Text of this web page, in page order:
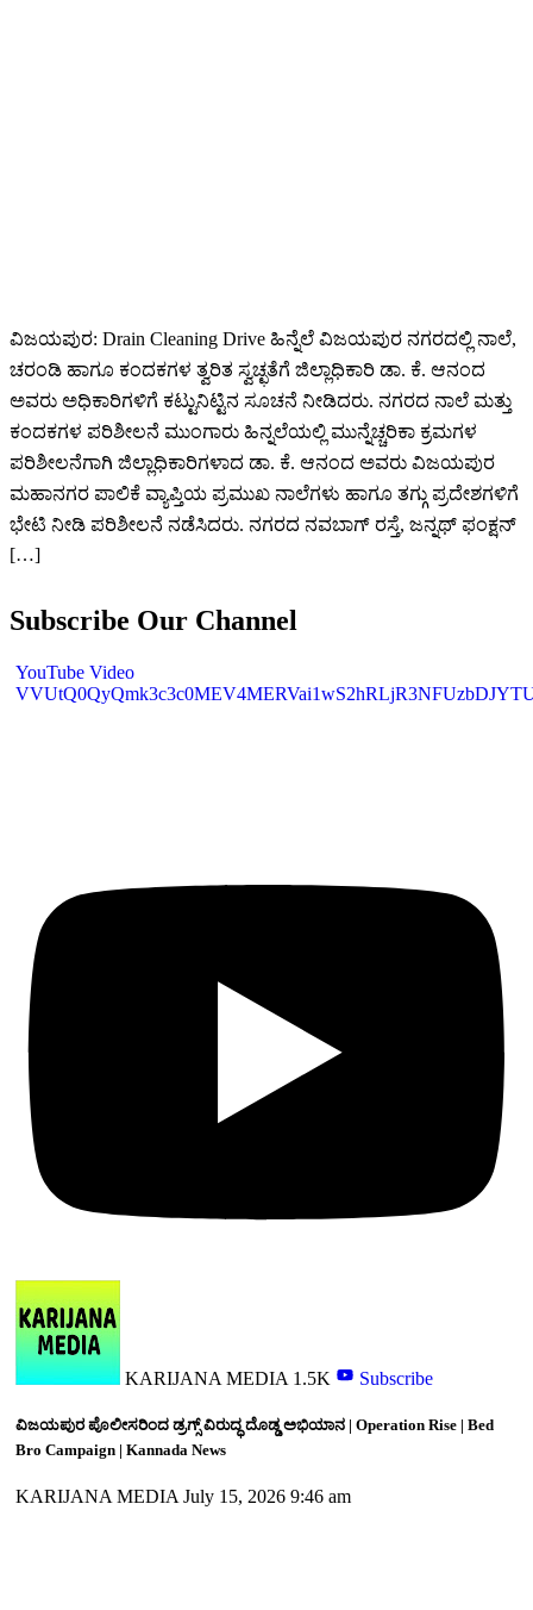
ವಿಜಯಪುರ: Drain Cleaning Drive ಹಿನ್ನೆಲೆ ವಿಜಯಪುರ ನಗರದಲ್ಲಿ ನಾಲೆ,
ಚರಂಡಿ ಹಾಗೂ ಕಂದಕಗಳ ತ್ವರಿತ ಸ್ವಚ್ಛತೆಗೆ ಜಿಲ್ಲಾಧಿಕಾರಿ ಡಾ. ಕೆ. ಆನಂದ
ಅವರು ಅಧಿಕಾರಿಗಳಿಗೆ ಕಟ್ಟುನಿಟ್ಟಿನ ಸೂಚನೆ ನೀಡಿದರು. ನಗರದ ನಾಲೆ ಮತ್ತು
ಕಂದಕಗಳ ಪರಿಶೀಲನೆ ಮುಂಗಾರು ಹಿನ್ನಲೆಯಲ್ಲಿ ಮುನ್ನೆಚ್ಚರಿಕಾ ಕ್ರಮಗಳ
ಪರಿಶೀಲನೆಗಾಗಿ ಜಿಲ್ಲಾಧಿಕಾರಿಗಳಾದ ಡಾ. ಕೆ. ಆನಂದ ಅವರು ವಿಜಯಪುರ
ಮಹಾನಗರ ಪಾಲಿಕೆ ವ್ಯಾಪ್ತಿಯ ಪ್ರಮುಖ ನಾಲೆಗಳು ಹಾಗೂ ತಗ್ಗು ಪ್ರದೇಶಗಳಿಗೆ
ಭೇಟಿ ನೀಡಿ ಪರಿಶೀಲನೆ ನಡೆಸಿದರು. ನಗರದ ನವಬಾಗ್ ರಸ್ತೆ, ಜನ್ನಥ್ ಫಂಕ್ಷನ್
[…]
Subscribe Our Channel
YouTube Video
KARIJANA MEDIA 1.5K Subscribe
ವಿಜಯಪುರ ಪೊಲೀಸರಿಂದ ಡ್ರಗ್ಸ್ ವಿರುದ್ಧ ದೊಡ್ಡ ಅಭಿಯಾನ | Operation Rise | Bed
Bro Campaign | Kannada News
KARIJANA MEDIA July 15, 2026 9:46 am